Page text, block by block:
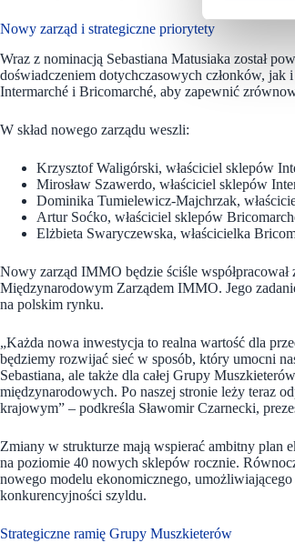
Nowy zarząd i strategiczne priorytety
Wraz z nominacją Sebastiana Matusiaka został
doświadczeniem dotychczasowych członków,
Intermarché i Bricomarché, aby zapewnić
W skład nowego zarządu weszli:
Krzysztof Waligórski, właściciel sklepów
Mirosław Szawerdo, właściciel sklepów
Dominika Tumielewicz-Majchrzak,
Artur Soćko, właściciel sklepów
Elżbieta Swaryczewska, właścicielka
Nowy zarząd IMMO będzie ściśle
Międzynarodowym Zarządem IMMO. Jego
na polskim rynku.
„Każda nowa inwestycja to realna wartość dla
będziemy rozwijać sieć w sposób, który umocni
Sebastiana, ale także dla całej Grupy
międzynarodowych. Po naszej stronie leży teraz
krajowym” – podkreśla Sławomir Czarnecki,
Zmiany w strukturze mają wspierać ambitny plan
na poziomie 40 nowych sklepów rocznie.
nowego modelu ekonomicznego,
konkurencyjności szyldu.
Strategiczne ramię Grupy Muszkieterów